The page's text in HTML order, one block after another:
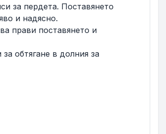
за пердета. Поставянето
и надясно.
прави поставянето и
обтягане в долния за